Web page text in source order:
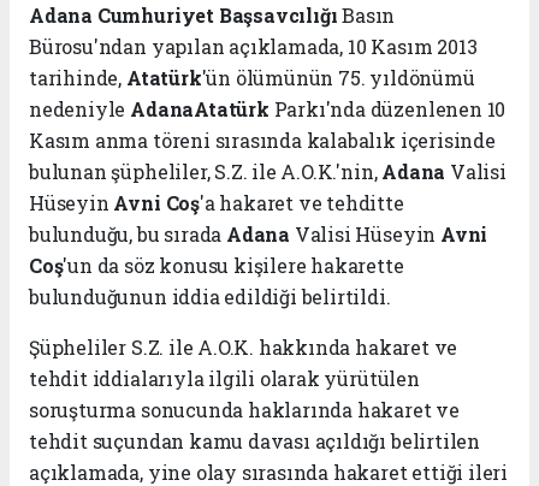
Adana Cumhuriyet BaşsavcılığıBasın
Bürosu'ndan yapılan açıklamada, 10 Kasım 2013
tarihinde, Atatürk'ün ölümünün 75. yıldönümü
nedeniyle AdanaAtatürk Parkı'nda düzenlenen 10
Kasım anma töreni sırasında kalabalık içerisinde
bulunan şüpheliler, S.Z. ile A.O.K.'nin,Adana Valisi
Hüseyin Avni Coş'a hakaret ve tehditte
bulunduğu, bu sırada Adana Valisi Hüseyin Avni
Coş'un da söz konusu kişilere hakarette
bulunduğunun iddia edildiği belirtildi.
Şüpheliler S.Z. ile A.O.K. hakkında hakaret ve
tehdit iddialarıyla ilgili olarak yürütülen
soruşturma sonucunda haklarında hakaret ve
tehdit suçundan kamu davası açıldığı belirtilen
açıklamada, yine olay sırasında hakaret ettiği ileri